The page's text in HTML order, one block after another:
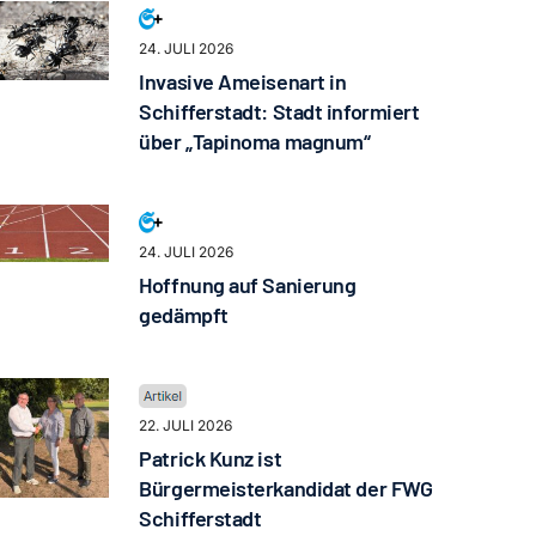
24. JULI 2026
Invasive Ameisenart in
Schifferstadt: Stadt informiert
über „Tapinoma magnum“
24. JULI 2026
Hoffnung auf Sanierung
gedämpft
22. JULI 2026
Patrick Kunz ist
Bürgermeisterkandidat der FWG
Schifferstadt